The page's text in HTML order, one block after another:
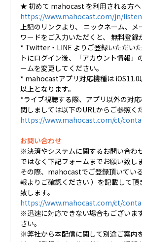
★ 初めて mahocast を利用される方
https://www.mahocast.com/jn/
上記のリンクより、 ニックネーム、
ワードをご入力いただくと、 無料登録
* Twitter・LINE よりご登録いただい
トにログイン後、「アカウント情報」
ームを変更してください。
* mahocastアプリ対応機種は
以上となります。
*ライブ視聴する際、アプリ以外の対
関しましては以下のURLからご参照く
https://www.mahocast.com/ct/
お問い合わせ
※決済やシステムに関するお問い合わ
ではなく下記フォームまでお願い致しま
その際、mahocastでご登録頂いてい
報よりご確認ください ）を記載して頂
致します。
https://www.mahocast.com/ct/
※迅速に対応できない場合もございま
さい。
※弊社から本配信に関して別途ご案内